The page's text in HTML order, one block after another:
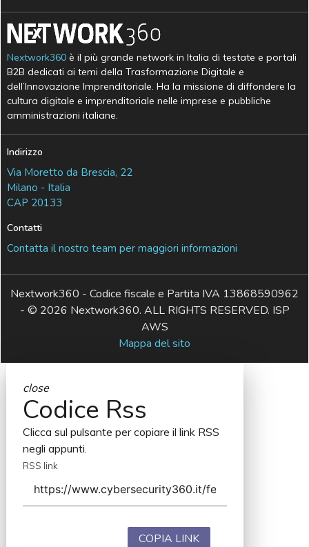
Nextwork360 è il più grande network in Italia di testate e portali
B2B dedicati ai temi della Trasformazione Digitale e
dell’Innovazione Imprenditoriale. Ha la missione di diffondere la
cultura digitale e imprenditoriale nelle imprese e pubbliche
amministrazioni italiane.
Indirizzo
Via Moretto da Brescia, 22
Milano - Italia
CAP 20133
Contatti
Contatta il nostro team per maggiori informazioni
Nextwork360 - Codice fiscale e Partita IVA 13868590962
- © 2026 Nextwork360. ALL RIGHTS RESERVED. ISP
AWS
Mappa del sito
close
Codice Rss
Clicca sul pulsante per copiare il link RSS
negli appunti.
RSS link
COPIA LINK